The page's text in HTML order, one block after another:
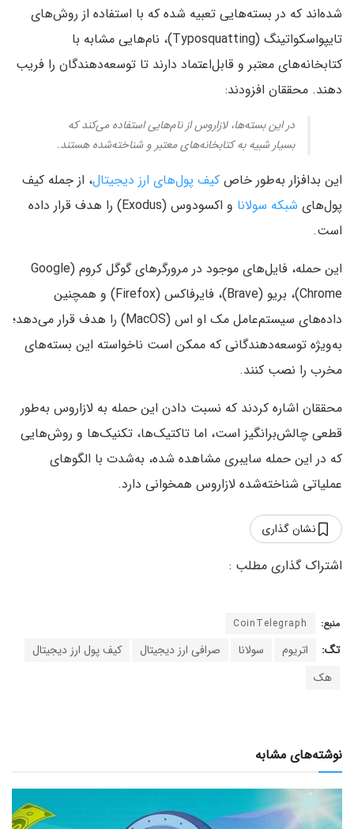
شده‌اند که در بسته‌هایی تعبیه شده که با استفاده از روش‌های
تایپواسکواتینگ (Typosquatting)، نام‌هایی مشابه با
کتابخانه‌های معتبر و قابل‌اعتماد دارند تا توسعه‌دهندگان را فریب
دهند. محققان افزودند:
در این بسته‌ها، لازاروس از نام‌هایی استفاده می‌کند که
بسیار شبیه به کتابخانه‌های معتبر و شناخته‌شده هستند.
این بدافزار به‌طور خاص کیف پول‌های ارز دیجیتال، از جمله کیف
پول‌های شبکه سولانا
و اکسودوس (Exodus) را هدف قرار داده
است.
این حمله، فایل‌های موجود در مرورگرهای گوگل کروم (Google
Chrome)، بریو (Brave)، فایرفاکس (Firefox) و همچنین
داده‌های سیستم‌عامل مک او اس (MacOS) را هدف قرار می‌دهد؛
به‌ویژه توسعه‌دهندگانی که ممکن است ناخواسته این بسته‌های
مخرب را نصب کنند.
محققان اشاره کردند که نسبت دادن این حمله به لازاروس به‌طور
قطعی چالش‌برانگیز است، اما تاکتیک‌ها، تکنیک‌ها و روش‌هایی
که در این حمله سایبری مشاهده شده، به‌شدت با الگوهای
عملیاتی شناخته‌شده لازاروس همخوانی دارد.
نشان گذاری
منبع: CoinTelegraph
تگ: اتریوم سولانا صرافی ارز دیجیتال
کیف پول ارز دیجیتال
هک
نوشته‌های مشابه